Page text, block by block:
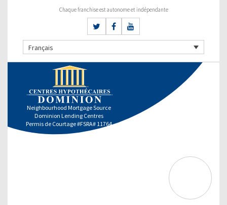
Chaque franchise est autonome et indépendante
Français
Neighbourhood Mortgage Source
Dominion Lending Centres
Permis de Courtage #FSRA# 11764